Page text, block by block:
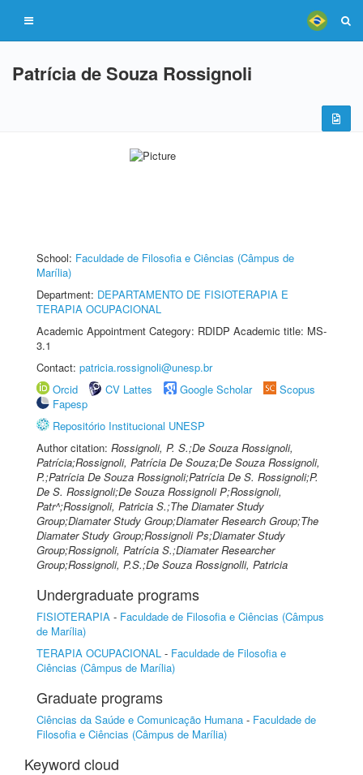
Patrícia de Souza Rossignoli
School: Faculdade de Filosofia e Ciências (Câmpus de
Marília)
Department: DEPARTAMENTO DE FISIOTERAPIA E
TERAPIA OCUPACIONAL
Academic Appointment Category: RDIDP Academic title: MS-
3.1
Contact: patricia.rossignoli@unesp.br
Orcid
CV Lattes Google Scholar
Scopus
Fapesp
Repositório Institucional UNESP
Author citation: Rossignoli, P. S.;De Souza Rossignoli,
Patrícia;Rossignoli, Patrícia De Souza;De Souza Rossignoli,
P.;Patrícia De Souza Rossignoli;Patrícia De S. Rossignoli;P.
De S. Rossignoli;De Souza Rossignoli P;Rossignoli,
Patr^;Rossignoli, Patricia S.;The Diamater Study
Group;Diamater Study Group;Diamater Research Group;The
Diamater Study Group;Rossignoli Ps;Diamater Study
Group;Rossignoli, Patrícia S.;Diamater Researcher
Group;Rossignoli, P.S.;De Souza Rossignolli, Patricia
Undergraduate programs
FISIOTERAPIA - Faculdade de Filosofia e Ciências (Câmpus
de Marília)
TERAPIA OCUPACIONAL - Faculdade de Filosofia e
Ciências (Câmpus de Marília)
Graduate programs
Ciências da Saúde e Comunicação Humana - Faculdade de
Filosofia e Ciências (Câmpus de Marília)
Keyword cloud